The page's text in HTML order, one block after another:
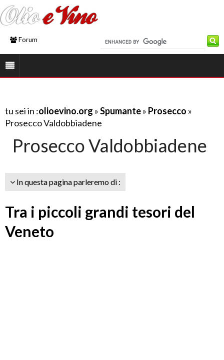
Forum
tu sei in :olioevino.org »Spumante» Prosecco »
Prosecco Valdobbiadene
Prosecco Valdobbiadene
In questa pagina parleremo di :
Tra i piccoli grandi tesori del
Veneto